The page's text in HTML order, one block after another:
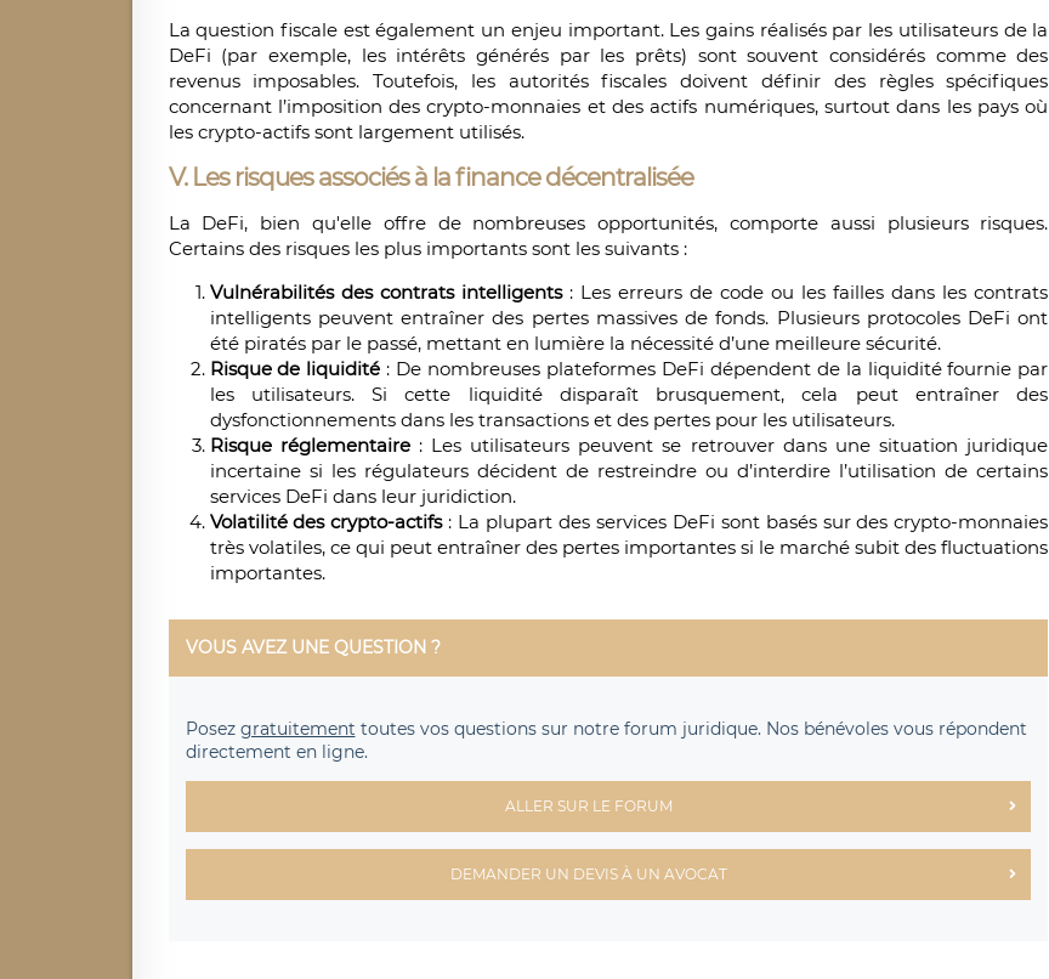
La question fiscale est également un enjeu important. Les gains réalisés par les utilisateurs de la
DeFi (par exemple, les intérêts générés par les prêts) sont souvent considérés comme des
revenus imposables. Toutefois, les autorités fiscales doivent définir des règles spécifiques
concernant l’imposition des crypto-monnaies et des actifs numériques, surtout dans les pays où
les crypto-actifs sont largement utilisés.
V. Les risques associés à la finance décentralisée
La DeFi, bien qu'elle offre de nombreuses opportunités, comporte aussi plusieurs risques.
Certains des risques les plus importants sont les suivants :
Vulnérabilités des contrats intelligents: Les erreurs de code ou les failles dans les contrats
intelligents peuvent entraîner des pertes massives de fonds. Plusieurs protocoles DeFi ont
été piratés par le passé, mettant en lumière la nécessité d’une meilleure sécurité.
Risque de liquidité : De nombreuses plateformes DeFi dépendent de la liquidité fournie par
les utilisateurs. Si cette liquidité disparaît brusquement, cela peut entraîner des
dysfonctionnements dans les transactions et des pertes pour les utilisateurs.
Risque réglementaire: Les utilisateurs peuvent se retrouver dans une situation juridique
incertaine si les régulateurs décident de restreindre ou d’interdire l’utilisation de certains
services DeFi dans leur juridiction.
Volatilité des crypto-actifs: La plupart des services DeFi sont basés sur des crypto-monnaies
très volatiles, ce qui peut entraîner des pertes importantes si le marché subit des fluctuations
importantes.
VOUS AVEZ UNE QUESTION ?
Posez gratuitement toutes vos questions sur notre forum juridique. Nos bénévoles vous répondent
directement en ligne.
ALLER SUR LE FORUM
DEMANDER UN DEVIS À UN AVOCAT